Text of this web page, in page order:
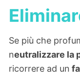
Se più che
neutralizzare la
ricorrere ad un